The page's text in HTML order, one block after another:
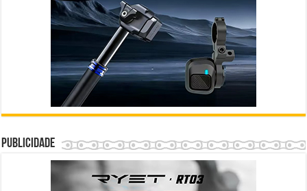
Publicidade